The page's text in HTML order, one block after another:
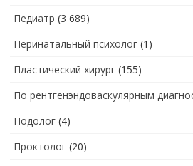
Педиатр (3 689)
Перинатальный психолог (1)
Пластический хирург (155)
По рентгенэндоваскулярным
Подолог (4)
Проктолог (20)